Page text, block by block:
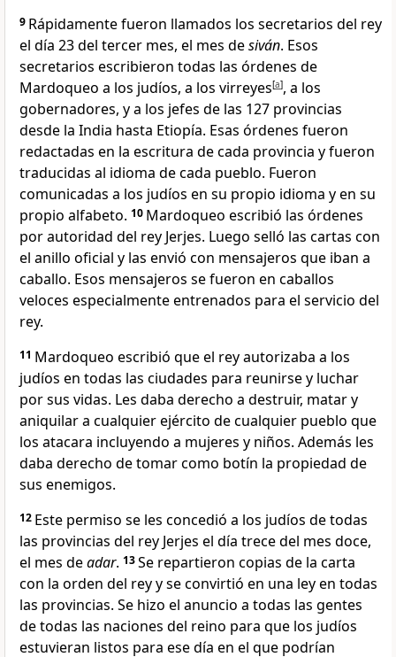
9 Rápidamente fueron llamados los secretarios del rey
el día 23 del tercer mes, el mes desiván. Esos
secretarios escribieron todas las órdenes de
Mardoqueo a los judíos, a los virreyes[a], a los
gobernadores, y a los jefes de las 127 provincias
desde la India hasta Etiopía. Esas órdenes fueron
redactadas en la escritura de cada provincia y fueron
traducidas al idioma de cada pueblo. Fueron
comunicadas a los judíos en su propio idioma y en su
propio alfabeto. 10 Mardoqueo escribió las órdenes
por autoridad del rey Jerjes. Luego selló las cartas con
el anillo oficial y las envió con mensajeros que iban a
caballo. Esos mensajeros se fueron en caballos
veloces especialmente entrenados para el servicio del
rey.
11 Mardoqueo escribió que el rey autorizaba a los
judíos en todas las ciudades para reunirse y luchar
por sus vidas. Les daba derecho a destruir, matar y
aniquilar a cualquier ejército de cualquier pueblo que
los atacara incluyendo a mujeres y niños. Además les
daba derecho de tomar como botín la propiedad de
sus enemigos.
12 Este permiso se les concedió a los judíos de todas
las provincias del rey Jerjes el día trece del mes doce,
el mes deadar. 13Se repartieron copias de la carta
con la orden del rey y se convirtió en una ley en todas
las provincias. Se hizo el anuncio a todas las gentes
de todas las naciones del reino para que los judíos
estuvieran listos para ese día en el que podrían